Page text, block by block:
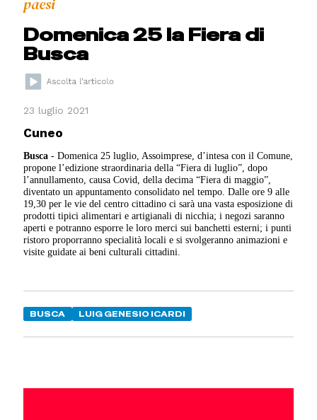
paesi
Domenica 25 la Fiera di
Busca
23 luglio 2021
Cuneo
Busca - Domenica 25 luglio, Assoimprese, d’intesa con il Comune,
propone l’edizione straordinaria della “Fiera di luglio”, dopo
l’annullamento, causa Covid, della decima “Fiera di maggio”,
diventato un appuntamento consolidato nel tempo. Dalle ore 9 alle
19,30 per le vie del centro cittadino ci sarà una vasta esposizione di
prodotti tipici alimentari e artigianali di nicchia; i negozi saranno
aperti e potranno esporre le loro merci sui banchetti esterni; i punti
ristoro proporranno specialità locali e si svolgeranno animazioni e
visite guidate ai beni culturali cittadini.
BUSCA LUIG GENESIO ICARDI